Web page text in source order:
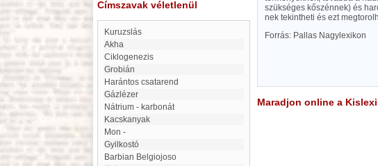
Címszavak véletlenül
Kuruzslás
Akha
Ciklogenezis
Grobián
Harántos csatarend
gázlézer
nátrium - karbonát
Kacskanyak
mon -
Gyilkostó
Barbian Belgiojoso
szükséges kőszénnek) és
nek tekintheti és ezt
Forrás: Pallas Nagylexikon
Maradjon online a